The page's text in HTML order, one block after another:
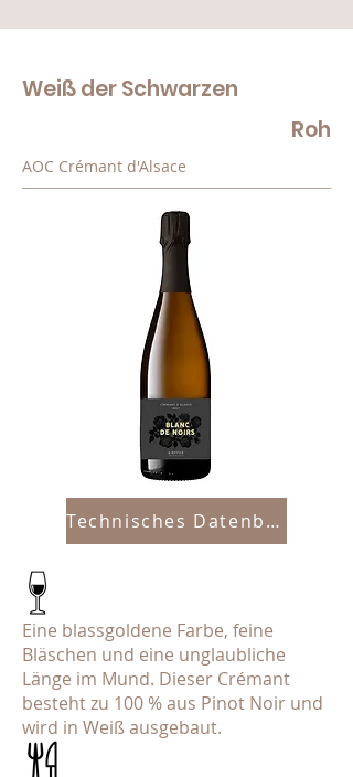
Weiß der Schwarzen
Roh
AOC Crémant d'Alsace
Technisches Datenblatt
Eine blassgoldene Farbe, feine
Bläschen und eine unglaubliche
Länge im Mund. Dieser Crémant
besteht zu 100 % aus Pinot Noir und
wird in Weiß ausgebaut.